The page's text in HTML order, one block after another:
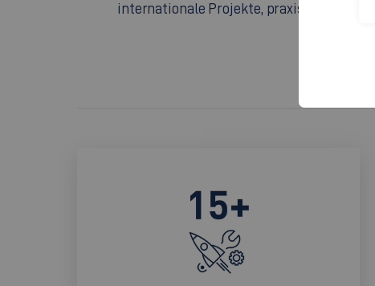
internationale Projekte, praxisnahe